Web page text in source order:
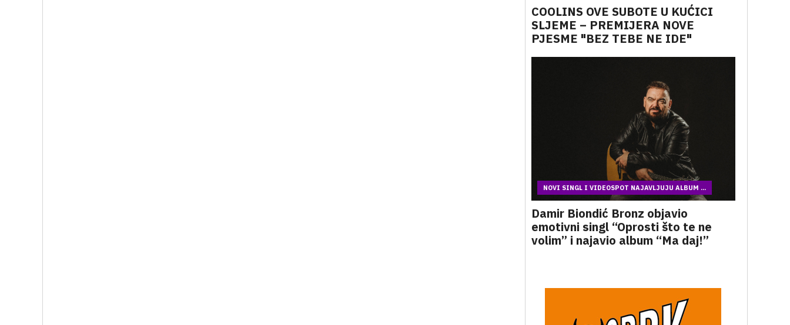
COOLINS OVE SUBOTE U KUĆICI
SLJEME – PREMIJERA NOVE
PJESME "BEZ TEBE NE IDE"
NOVI SINGL I VIDEOSPOT NAJAVLJUJU ALBUM ...
Damir Biondić Bronz objavio
emotivni singl “Oprosti što te ne
volim” i najavio album “Ma daj!”